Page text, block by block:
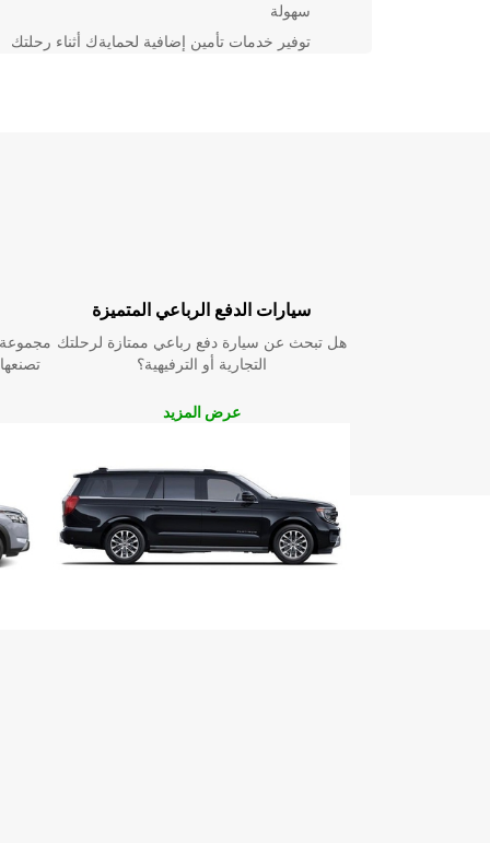
سهولة
توفير خدمات تأمين إضافية لحمايةك أثناء رحلتك
مجموعة
سيارات الدفع الرباعي المتميزة
هل تبحث عن سيارة دفع رباعي ممتازة لرحلتك
التجارية أو الترفيهية؟
عرض المزيد